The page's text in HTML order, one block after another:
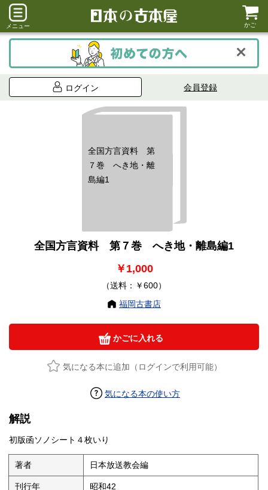
メニュー かご
ログイン 会員登録
全国方言資料 第
７巻 へき地・離
島編1
全国方言資料 第７巻 へき地・離島編1
￥1,000
（送料：￥600）
福岡古書店
かごに入れる
気になる本に追加（ログインで利用可能）
気になる本の使い方
解説
初版函ソノシート４枚いり
著者 日本放送教会編
刊行年 昭和42